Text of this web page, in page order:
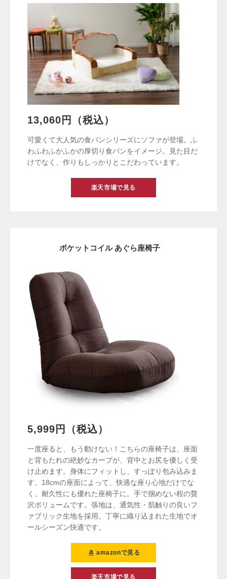
13,060円（税込）
可愛くて大人気の食パンシリーズにソファが登場。ふ
わふわふかふかの厚切り食パンをイメージ。見た目だ
けでなく、作りもしっかりとこだわっています。
楽天市場で見る
ポケットコイル あぐら座椅子
5,999円（税込）
一度座ると、もう動けない！こちらの座椅子は、座面
と背もたれの絶妙なカーブが、背中とお尻を優しく受
け止めます。身体にフィットし、すっぽり包み込みま
す。18cmの座面によって、快適な座り心地だけでな
く、耐久性にも優れた座椅子に。手で掴めない程の贅
沢ボリュームです。張地は、通気性・肌触りの良いフ
ァブリック生地を採用。丁寧に織り込まれた生地でオ
ールシーズン快適です。
amazonで見る
楽天市場で見る